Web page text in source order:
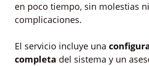
en poco tiempo, sin molestias ni
complicaciones.
El servicio incluye una
completa del sistema y un